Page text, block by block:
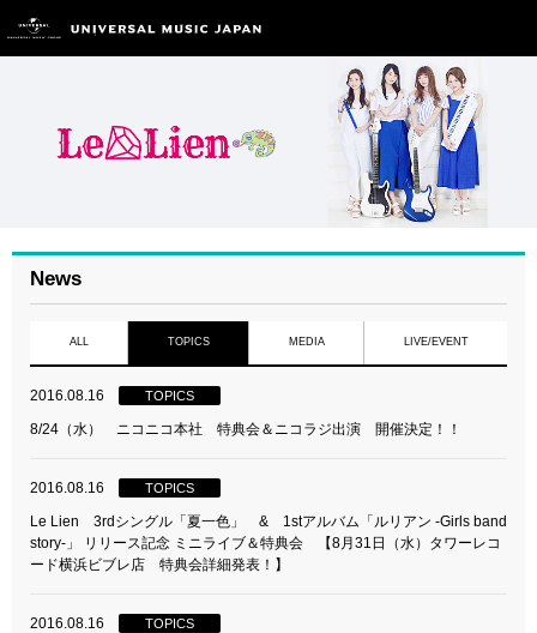
News
ALL TOPICS MEDIA LIVE/EVENT
2016.08.16 TOPICS
8/24（水） ニコニコ本社 特典会＆ニコラジ出演 開催決定！！
2016.08.16 TOPICS
Le Lien 3rdシングル「夏一色」 & 1stアルバム「ルリアン -Girls band
story-」 リリース記念 ミニライブ＆特典会 【8月31日（水）タワーレコ
ード横浜ビブレ店 特典会詳細発表！】
2016.08.16 TOPICS